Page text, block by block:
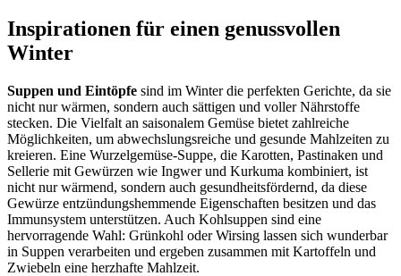
Inspirationen für einen genussvollen
Winter
Suppen und Eintöpfe sind im Winter die perfekten Gerichte, da sie
nicht nur wärmen, sondern auch sättigen und voller Nährstoffe
stecken. Die Vielfalt an saisonalem Gemüse bietet zahlreiche
Möglichkeiten, um abwechslungsreiche und gesunde Mahlzeiten zu
kreieren. Eine Wurzelgemüse-Suppe, die Karotten, Pastinaken und
Sellerie mit Gewürzen wie Ingwer und Kurkuma kombiniert, ist
nicht nur wärmend, sondern auch gesundheitsfördernd, da diese
Gewürze entzündungshemmende Eigenschaften besitzen und das
Immunsystem unterstützen. Auch Kohlsuppen sind eine
hervorragende Wahl: Grünkohl oder Wirsing lassen sich wunderbar
in Suppen verarbeiten und ergeben zusammen mit Kartoffeln und
Zwiebeln eine herzhafte Mahlzeit.